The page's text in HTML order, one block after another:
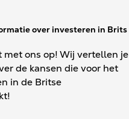
over investeren in Brits
met ons op! Wij vertellen je
de kansen die voor het
in de Britse